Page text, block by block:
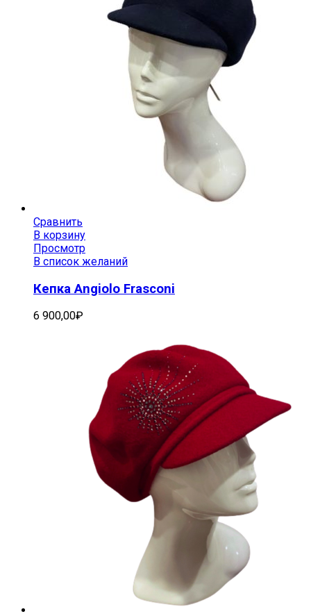
Сравнить
В корзину
Просмотр
В список желаний
Кепка Angiolo Frasconi
6 900,00₽